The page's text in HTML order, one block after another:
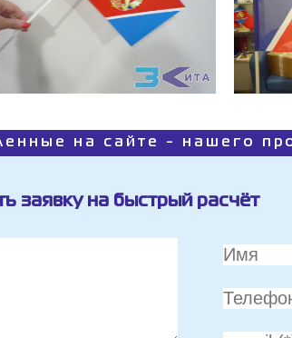
на сайте - нашего
заявку на быстрый расчёт